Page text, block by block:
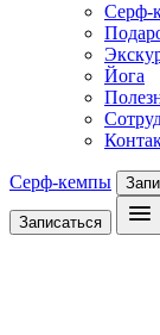
Серф-
Йога
Серф-кемпы
Записаться